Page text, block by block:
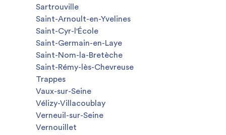
Sartrouville
Saint-Arnoult-en-Yvelines
Saint-Cyr-l'École
Saint-Germain-en-Laye
Saint-Nom-la-Bretèche
Saint-Rémy-lès-Chevreuse
Trappes
Vaux-sur-Seine
Vélizy-Villacoublay
Verneuil-sur-Seine
Vernouillet